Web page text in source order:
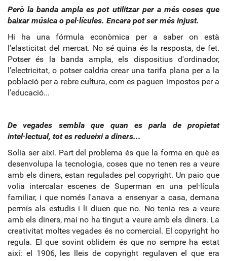
Però la banda ampla es pot utilitzar per a més coses que
baixar música o pel·lícules. Encara pot ser més injust.
Hi ha una fórmula econòmica per a saber on està
l'elasticitat del mercat. No sé quina és la resposta, de fet.
Potser és la banda ampla, els dispositius d'ordinador,
l'electricitat, o potser caldria crear una tarifa plana per a la
població per a rebre cultura, com es paguen impostos per a
l'educació...
De vegades sembla que quan es parla de propietat
intel·lectual, tot es redueixi a diners...
Solia ser així. Part del problema és que la forma en què es
desenvolupa la tecnologia, coses que no tenen res a veure
amb els diners, estan regulades pel copyright. Un paio que
volia intercalar escenes de Superman en una pel·lícula
familiar, i que només l'anava a ensenyar a casa, demana
permís als estudis i li diuen que no. No tenia res a veure
amb els diners, mai no ha tingut a veure amb els diners. La
creativitat moltes vegades és no comercial. El copyright ho
regula. El que sovint oblidem és que no sempre ha estat
així: el 1906, les lleis de copyright regulaven el que era